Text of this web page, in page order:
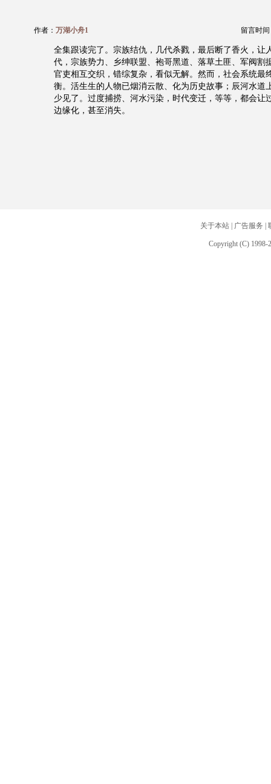
作者： 万湖小舟1 留言时间
全集跟读完了。宗族结仇，几代杀戮，最后断了香火，让
代，宗族势力、乡绅联盟、袍哥黑道、落草土匪、军阀割
官吏相互交织，错综复杂，看似无解。然而，社会系统最
衡。活生生的人物已烟消云散、化为历史故事；辰河水道
少见了。过度捕捞、河水污染，时代变迁，等等，都会让
边缘化，甚至消失。
关于本站| 广告服务
Copyright (C) 1998-